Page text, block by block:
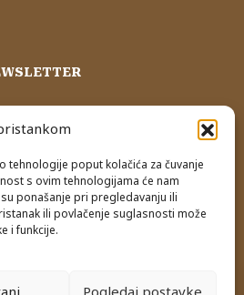
poput kolačića za čuvanje
s ovim tehnologijama će nam
ponašanje pri pregledavanju ili
ili povlačenje suglasnosti može
i funkcije.
Pogledaj postavke